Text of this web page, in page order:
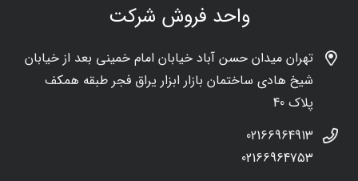
واحد فروش شرکت
تهران میدان حسن آباد خیابان امام خمینی بعد از خیابان
شیخ هادی ساختمان بازار ابزار یراق فجر طبقه همکف
پلاک 40
02166964913
02166964753